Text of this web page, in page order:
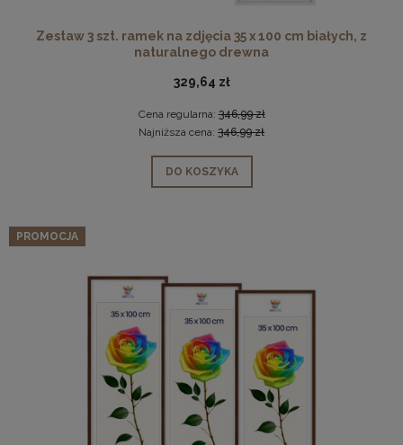
Zestaw 3 szt. ramek na zdjęcia 35 x 100 cm białych, z
naturalnego drewna
329,64 zł
Cena regularna:346,99 zł
Najniższa cena: 346,99 zł
DO KOSZYKA
PROMOCJA